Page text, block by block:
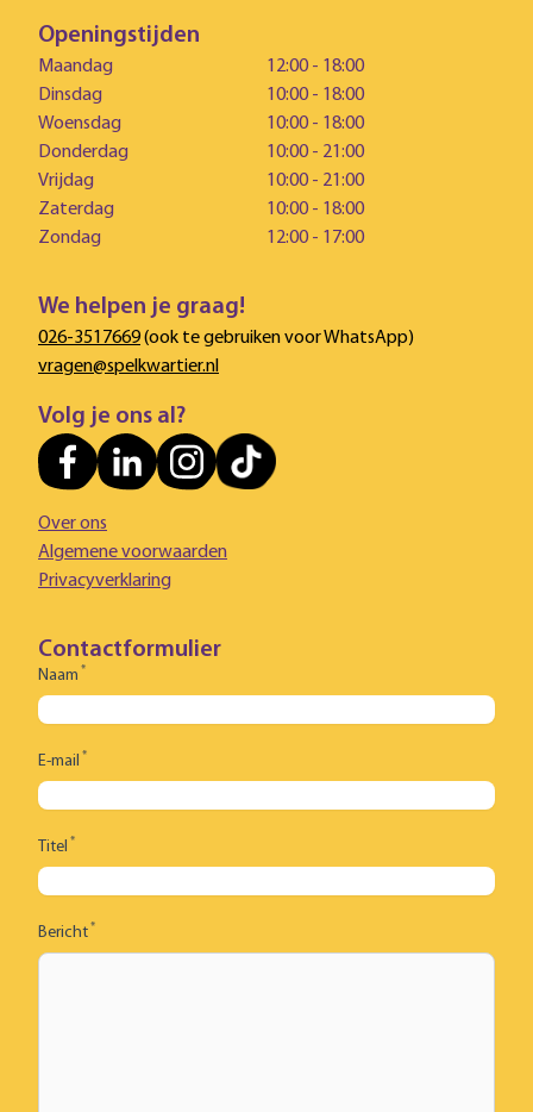
Openingstijden
Maandag
12:00 - 18:00
Dinsdag
10:00 - 18:00
Woensdag
10:00 - 18:00
Donderdag
10:00 - 21:00
Vrijdag
10:00 - 21:00
Zaterdag
10:00 - 18:00
Zondag
12:00 - 17:00
We helpen je graag!
026-3517669(ook te gebruiken voor WhatsApp)
vragen@spelkwartier.nl
Volg je ons al?
Over ons
Algemene voorwaarden
Privacyverklaring
Contactformulier
Naam *
E-mail *
Titel *
Bericht*